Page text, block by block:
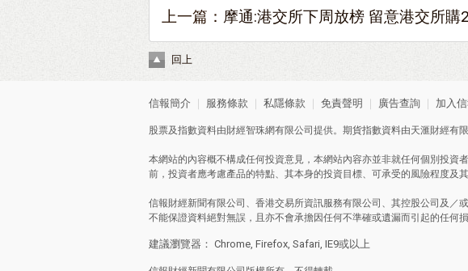
上一篇： 摩通:港交所下周放榜 留意港交所
回上
信報簡介 服務條款 私隱條款 免責聲明 廣告查詢 加入
股票及指數資料由財經智珠網有限公司提供。期貨指數資料由天滙財經有
本網站的內容概不構成任何投資意見，本網站內容亦並非就任何個別投資
前，投資者應考慮產品的特點、其本身的投資目標、可承受的風險程度及
信報財經新聞有限公司、香港交易所資訊服務有限公司、其控股公司及／
不能保證資料絕對無誤，且亦不會承擔因任何不準確或遺漏而引起的任何損
建議瀏覽器： Chrome, Firefox, Safari, IE9或以上